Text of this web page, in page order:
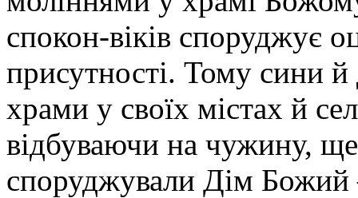
спокон-віків споруджує
присутності. Тому сини
храми у своїх містах й
відбуваючи на чужину,
споруджували Дім